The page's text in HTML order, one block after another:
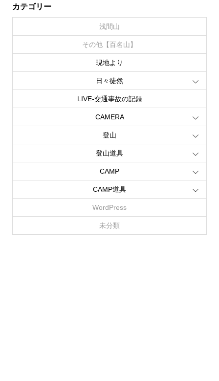
カテゴリー
浅間山
その他【百名山】
現地より
日々徒然
LIVE‐交通事故の記録
CAMERA
登山
登山道具
CAMP
CAMP道具
WordPress
未分類